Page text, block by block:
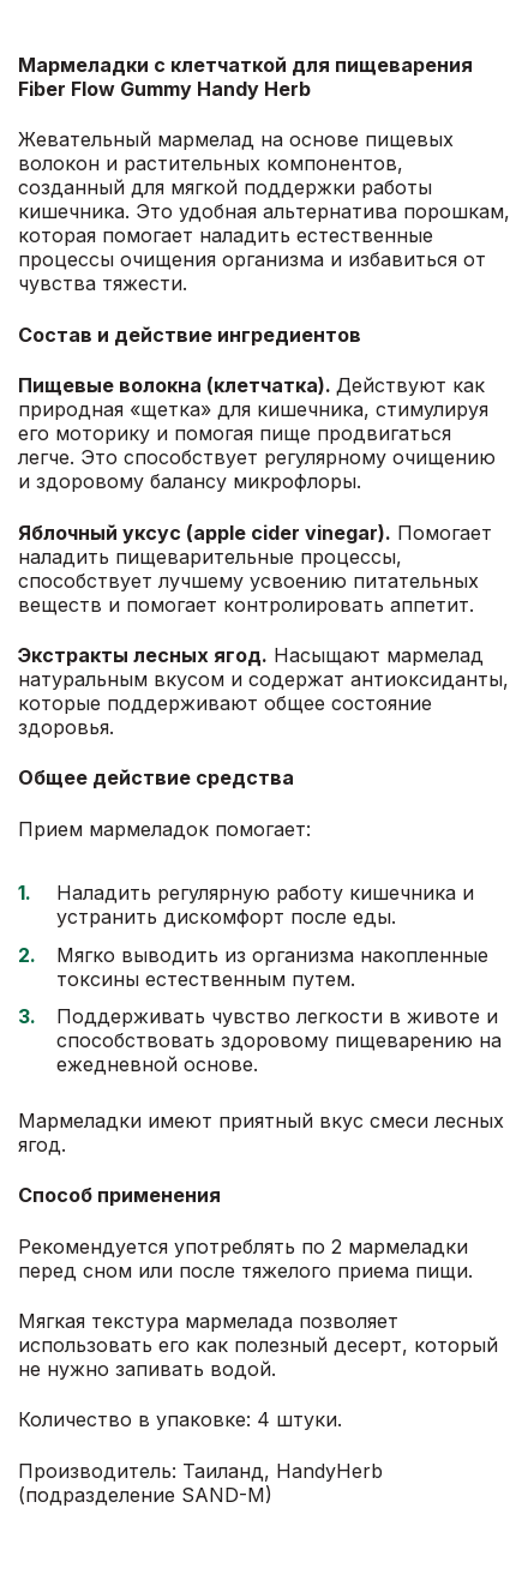
Мармеладки с клетчаткой для пищеварения
Fiber Flow Gummy Handy Herb
Жевательный мармелад на основе пищевых
волокон и растительных компонентов,
созданный для мягкой поддержки работы
кишечника. Это удобная альтернатива порошкам,
которая помогает наладить естественные
процессы очищения организма и избавиться от
чувства тяжести.
Состав и действие ингредиентов
Пищевые волокна (клетчатка). Действуют как
природная «щетка» для кишечника, стимулируя
его моторику и помогая пище продвигаться
легче. Это способствует регулярному очищению
и здоровому балансу микрофлоры.
Яблочный уксус (apple cider vinegar). Помогает
наладить пищеварительные процессы,
способствует лучшему усвоению питательных
веществ и помогает контролировать аппетит.
Экстракты лесных ягод. Насыщают мармелад
натуральным вкусом и содержат антиоксиданты,
которые поддерживают общее состояние
здоровья.
Общее действие средства
Прием мармеладок помогает:
Наладить регулярную работу кишечника и
устранить дискомфорт после еды.
Мягко выводить из организма накопленные
токсины естественным путем.
Поддерживать чувство легкости в животе и
способствовать здоровому пищеварению на
ежедневной основе.
Мармеладки имеют приятный вкус смеси лесных
ягод.
Способ применения
Рекомендуется употреблять по 2 мармеладки
перед сном или после тяжелого приема пищи.
Мягкая текстура мармелада позволяет
использовать его как полезный десерт, который
не нужно запивать водой.
Количество в упаковке: 4 штуки.
Производитель: Таиланд, HandyHerb
(подразделение SAND-M)